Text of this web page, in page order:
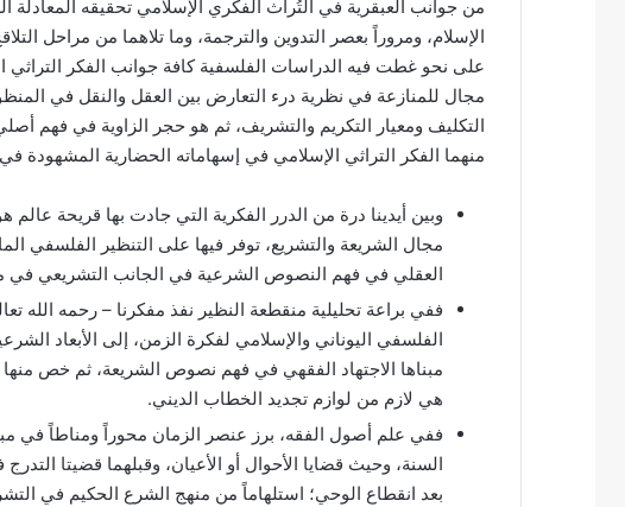
ا
من جوانب العبقرية في التُراث الفكري الإسلامي تحقيقه المعادلة
الإسلام، ومروراً بعصر التدوين والترجمة، وما تلاهما من مراحل
على نحو غطت فيه الدراسات الفلسفية كافة جوانب الفكر
مجال للمنازعة في نظرية درء التعارض بين العقل والنقل في
التكليف ومعيار التكريم والتشريف، ثم هو حجر الزاوية في فهم
منهما الفكر التراثي الإسلامي في إسهاماته الحضارية المشهودة
وبين أيدينا درة من الدرر الفكرية التي جادت بها قريحة
مجال الشريعة والتشريع، توفر فيها على التنظير الفلسفي
العقلي في فهم النصوص الشرعية في الجانب التشريعي في
ففي براعة تحليلية منقطعة النظير نفذ مفكرنا – رحمه الله
الفلسفي اليوناني والإسلامي لفكرة الزمن، إلى الأبعاد
مبناها الاجتهاد الفقهي في فهم نصوص الشريعة، ثم خص منها
هي لازم من لوازم تجديد الخطاب الديني.
ففي علم أصول الفقه، برز عنصر الزمان محوراً ومناطاً في
السنة، وحيث قضايا الأحوال أو الأعيان، وقبلهما قضيتا
بعد انقطاع الوحي؛ استلهاماً من منهج الشرع الحكيم في